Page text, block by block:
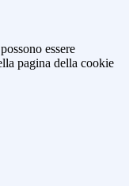
essere
pagina della cookie